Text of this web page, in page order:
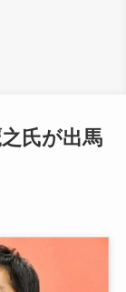
氏が出馬